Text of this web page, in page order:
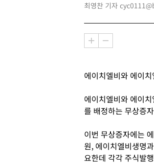
최영찬 기자
에이치엘비와 에이
에이치엘비와 에이
를 배정하는 무상증
이번 무상증자에는
원, 에이치엘비생명
요한데 각각 주식발